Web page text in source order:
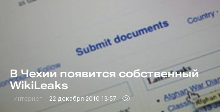
В Чехии появится собственный
WikiLeaks
Интернет 22 декабря 2010 13:57